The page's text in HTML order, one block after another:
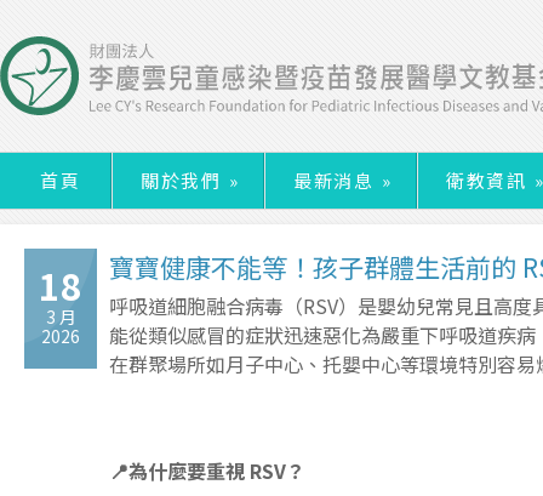
首頁 關於我們 » 最新消息 » 衛教資訊 »
18
3 月
2026
寶寶健康不能等！孩子群體生活前的
呼吸道細胞融合病毒（RSV）是嬰幼兒常見且高
能從類似感冒的症狀迅速惡化為嚴重下呼吸道疾
在群聚場所如月子中心、托嬰中心等環境特別容
📍為什麼要重視 RSV？